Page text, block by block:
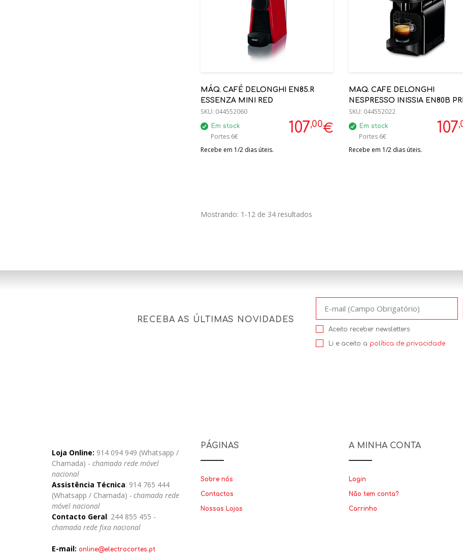
MÁQ. CAFÉ DELONGHI EN85.R
ESSENZA MINI RED
107,00€
SKU: 044552060
Em stock
Portes 6€
Recebe em 1/2 dias úteis.
MAQ. CAFE DELONGHI
NESPRESSO INISSIA EN80B
107
SKU: 044552022
Em stock
Portes 6€
Recebe em 1/2 dias úteis.
Mostrando: 1-12 de 34 resultados
RECEBA AS ÚLTIMAS NOVIDADES
Aceito receber newsletters
Li e aceito a política de privacidade
Loja Online: 914 094 949 (Whatsapp /
Chamada) - chamada rede móvel
nacional
Assistência Técnica: 914 765 444
(Whatsapp / Chamada) - chamada rede
móvel nacional
Contacto Geral: 244 855 455 -
chamada rede fixa nacional
E-mail: online@electrocortes.pt
PÁGINAS
Sobre nós
Contactos
Nossas Lojas
A MINHA CONTA
Login
Não tem conta?
Carrinho